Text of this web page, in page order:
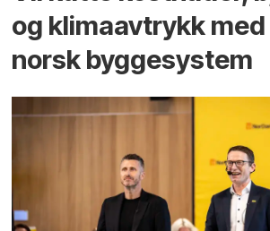
og klima­avtrykk
norsk bygge­system